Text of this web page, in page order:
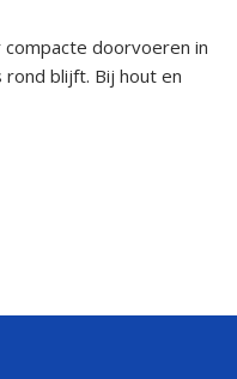
doorvoeren in
blijft. Bij hout en